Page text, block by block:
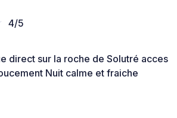
4/5
direct sur la roche de Solutré acces
Nuit calme et fraiche